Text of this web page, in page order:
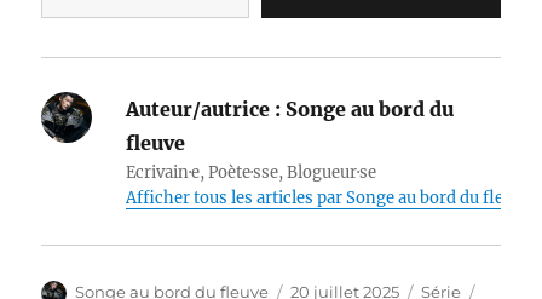
Auteur/autrice : Songe au bord du
fleuve
Ecrivain·e, Poète·sse, Blogueur·se
Afficher tous les articles par Songe au bord du fleuve
Auteur
Songe au bord du fleuve Publié
20 juillet 2025 Catégories
Série